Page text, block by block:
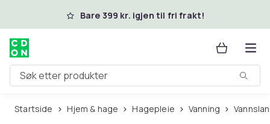
Hopp til hovedinnholdBare 399 kr. igjen til fri frakt!
Søk etter produkter
Startside Hjem & hage Hagepleie Vanning